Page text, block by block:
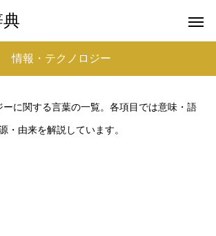
情報・テクノロジー
ーに関する言葉の一覧。各項目では意味・語
・由来を解説しています。